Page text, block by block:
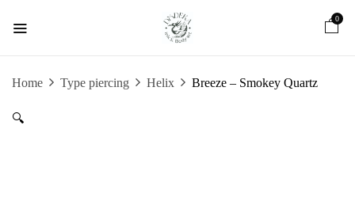
0
Home Type piercing Helix Breeze – Smokey Quartz
🔍